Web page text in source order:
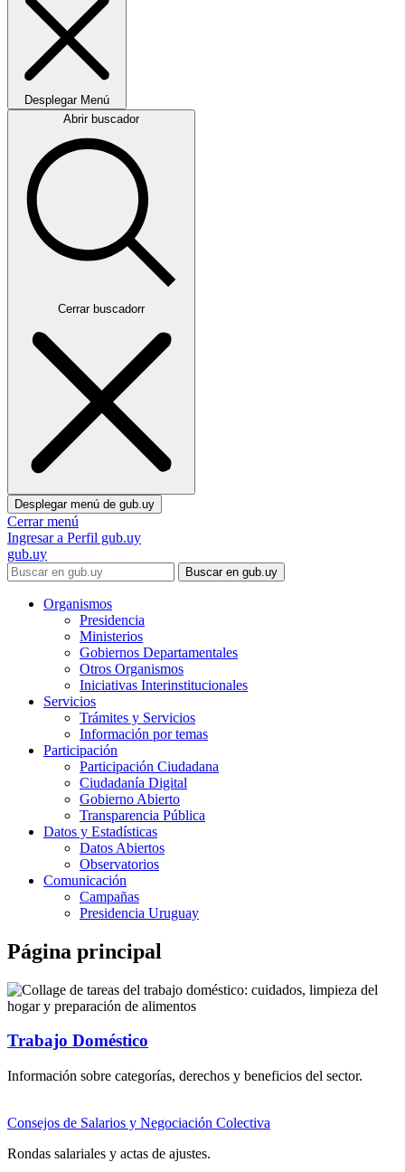
Desplegar Menú
Abrir buscador
Cerrar buscadorr
Desplegar menú de gub.uy
Cerrar menú
Ingresar a Perfil gub.uy
gub.uy
Buscar en gub.uy
Organismos
Presidencia
Ministerios
Gobiernos Departamentales
Otros Organismos
Iniciativas Interinstitucionales
Servicios
Trámites y Servicios
Información por temas
Participación
Participación Ciudadana
Ciudadanía Digital
Gobierno Abierto
Transparencia Pública
Datos y Estadísticas
Datos Abiertos
Observatorios
Comunicación
Campañas
Presidencia Uruguay
Página principal
Trabajo Doméstico
Información sobre categorías, derechos y beneficios del sector.
Consejos de Salarios y Negociación Colectiva
Rondas salariales y actas de ajustes.